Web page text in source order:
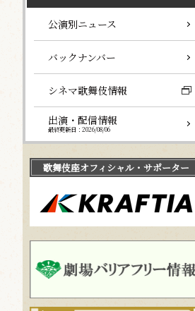
公演別ニュース
バックナンバー
シネマ歌舞伎情報
出演・配信情報
最終更新日：2026/08/06
歌舞伎座オフィシャル・サポーター